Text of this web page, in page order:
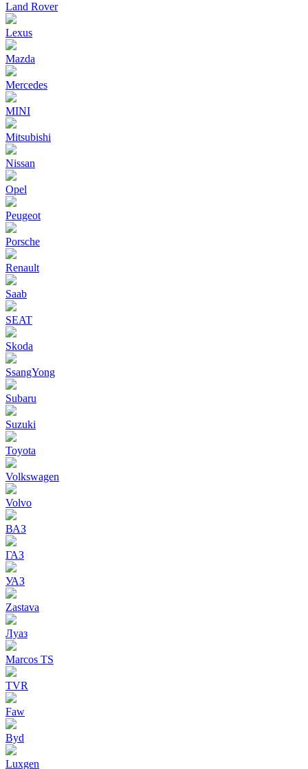
Land Rover
Lexus
Mazda
Mercedes
MINI
Mitsubishi
Nissan
Opel
Peugeot
Porsche
Renault
Saab
SEAT
Skoda
SsangYong
Subaru
Suzuki
Toyota
Volkswagen
Volvo
ВАЗ
ГАЗ
УАЗ
Zastava
Луаз
Marcos TS
TVR
Faw
Byd
Luxgen